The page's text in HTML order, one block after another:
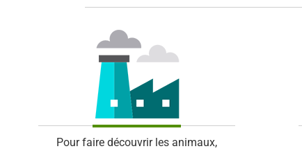
Pour faire découvrir les animaux,